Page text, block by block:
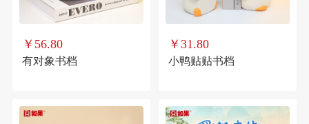
￥56.80
有对象书档
￥31.80
小鸭贴贴书档